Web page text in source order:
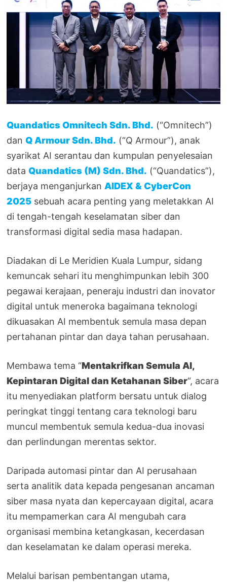
Quandatics Omnitech Sdn. Bhd. (“Omnitech”)
danQ Armour Sdn. Bhd. (“Q Armour”), anak
syarikat AI serantau dan kumpulan penyelesaian
dataQuandatics (M) Sdn. Bhd. (“Quandatics”),
berjaya menganjurkanAIDEX & CyberCon
2025 sebuah acara penting yang meletakkan AI
di tengah-tengah keselamatan siber dan
transformasi digital sedia masa hadapan.
Diadakan di Le Meridien Kuala Lumpur, sidang
kemuncak sehari itu menghimpunkan lebih 300
pegawai kerajaan, peneraju industri dan inovator
digital untuk meneroka bagaimana teknologi
dikuasakan AI membentuk semula masa depan
pertahanan pintar dan daya tahan perusahaan.
Membawa tema “Mentakrifkan Semula AI,
Kepintaran Digital dan Ketahanan Siber“, acara
itu menyediakan platform bersatu untuk dialog
peringkat tinggi tentang cara teknologi baru
muncul membentuk semula kedua-dua inovasi
dan perlindungan merentas sektor.
Daripada automasi pintar dan AI perusahaan
serta analitik data kepada pengesanan ancaman
siber masa nyata dan kepercayaan digital, acara
itu mempamerkan cara AI mengubah cara
organisasi membina ketangkasan, kecerdasan
dan keselamatan ke dalam operasi mereka.
Melalui barisan pembentangan utama,